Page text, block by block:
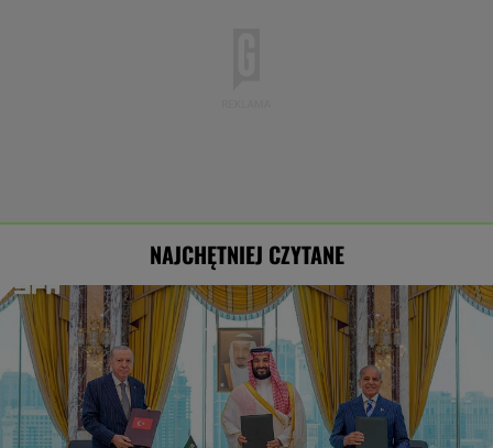
NAJCHĘTNIEJ CZYTANE